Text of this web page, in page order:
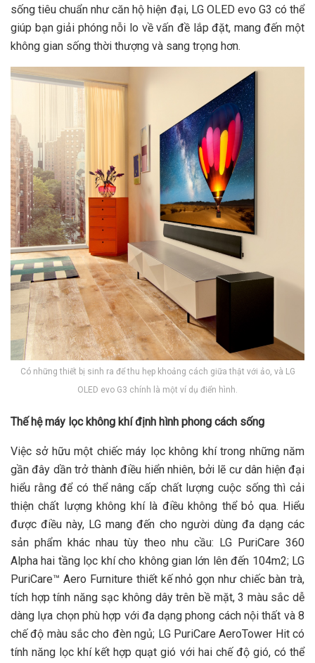
sống tiêu chuẩn như căn hộ hiện đại, LG OLED evo G3 có thể
giúp bạn giải phóng nỗi lo về vấn đề lắp đặt, mang đến một
không gian sống thời thượng và sang trọng hơn.
Có những thiết bị sinh ra để thu hẹp khoảng cách giữa thật với ảo, và LG
OLED evo G3 chính là một ví dụ điển hình.
Thế hệ máy lọc không khí định hình phong cách sống
Việc sở hữu một chiếc máy lọc không khí trong những năm
gần đây dần trở thành điều hiển nhiên, bởi lẽ cư dân hiện đại
hiểu rằng để có thể nâng cấp chất lượng cuộc sống thì cải
thiện chất lượng không khí là điều không thể bỏ qua. Hiểu
được điều này, LG mang đến cho người dùng đa dạng các
sản phẩm khác nhau tùy theo nhu cầu: LG PuriCare 360
Alpha hai tầng lọc khí cho không gian lớn lên đến 104m2; LG
PuriCare™ Aero Furniture thiết kế nhỏ gọn như chiếc bàn trà,
tích hợp tính năng sạc không dây trên bề mặt, 3 màu sắc dễ
dàng lựa chọn phù hợp với đa dạng phong cách nội thất và 8
chế độ màu sắc cho đèn ngủ; LG PuriCare AeroTower Hit có
tính năng lọc khí kết hợp quạt gió với hai chế độ gió, có thể